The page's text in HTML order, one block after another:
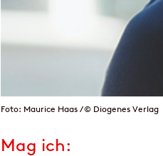
Foto: Maurice Haas / © Diogenes Verlag
Mag ich: